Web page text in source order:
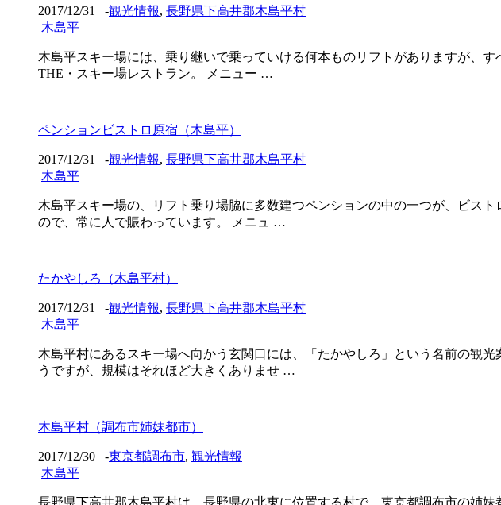
2017/12/31 -観光情報, 長野県下高井郡木島平村
木島平
木島平スキー場には、乗り継いで乗っていける何本ものリフトがありますが、
THE・スキー場レストラン。 メニュー …
ペンションビストロ原宿（木島平）
2017/12/31 -観光情報, 長野県下高井郡木島平村
木島平
木島平スキー場の、リフト乗り場脇に多数建つペンションの中の一つが、ビス
ので、常に人で賑わっています。 メニュ …
たかやしろ（木島平村）
2017/12/31 -観光情報, 長野県下高井郡木島平村
木島平
木島平村にあるスキー場へ向かう玄関口には、「たかやしろ」という名前の観
うですが、規模はそれほど大きくありませ …
木島平村（調布市姉妹都市）
2017/12/30 -東京都調布市, 観光情報
木島平
長野県下高井郡木島平村は、長野県の北東に位置する村で、東京都調布市の姉